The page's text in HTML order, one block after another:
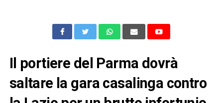
Il portiere del Parma dovrà
saltare la gara casalinga contro